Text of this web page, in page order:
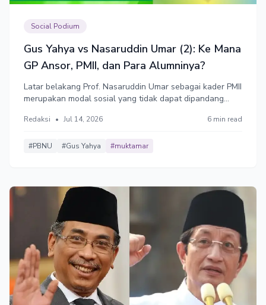
Social Podium
Gus Yahya vs Nasaruddin Umar (2): Ke Mana
GP Ansor, PMII, dan Para Alumninya?
Latar belakang Prof. Nasaruddin Umar sebagai kader PMII
merupakan modal sosial yang tidak dapat dipandang
hubungan kuat dengan jaringan GP Ansor.
Redaksi • Jul 14, 2026 6 min read
#PBNU #Gus Yahya #muktamar